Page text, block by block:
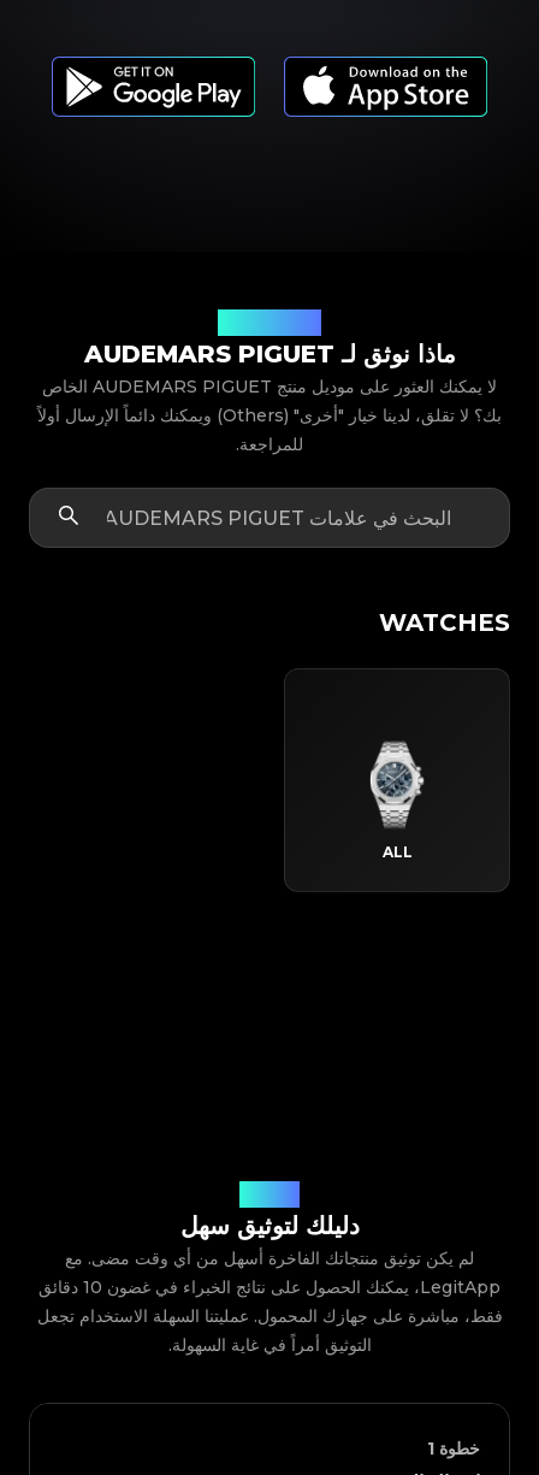
ماذا نوثق لـ AUDEMARS PIGUET
لا يمكنك العثور على موديل منتج AUDEMARS PIGUET الخاص
بك؟ لا تقلق، لدينا خيار "أخرى" (Others) ويمكنك دائماً الإرسال أولاً
للمراجعة.
WATCHES
ALL
دليلك لتوثيق سهل
لم يكن توثيق منتجاتك الفاخرة أسهل من أي وقت مضى. مع
LegitApp، يمكنك الحصول على نتائج الخبراء في غضون 10 دقائق
فقط، مباشرة على جهازك المحمول. عمليتنا السهلة الاستخدام تجعل
التوثيق أمراً في غاية السهولة.
خطوة 1